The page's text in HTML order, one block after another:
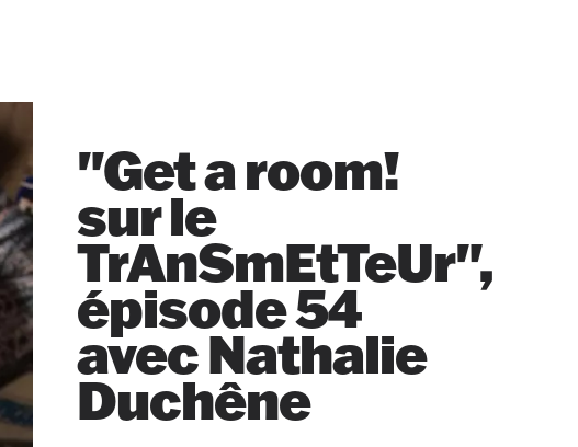
"Get a room!
sur le
TrAnSmEtTeUr",
épisode 54
avec Nathalie
Duchêne